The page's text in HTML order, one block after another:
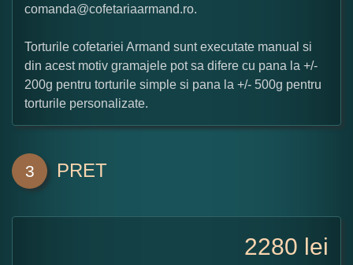
comanda@cofetariaarmand.ro.
Torturile cofetariei Armand sunt executate manual si
din acest motiv gramajele pot sa difere cu pana la +/-
200g pentru torturile simple si pana la +/- 500g pentru
torturile personalizate.
3 PRET
2280 lei